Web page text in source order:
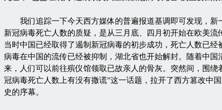
我们追踪一下今天西方媒体的普遍报道基调即可发现，新
新冠病毒死亡人数的质疑，是从三月底、四月初开始在欧美流
当时中国已经取得了遏制新冠病毒的初步成功，死亡人数已经
病毒在中国的流传已经被抑制，湖北省也开始解封。随着中国
来，人们可以前往殡仪馆领取已故亲人的骨灰。突然间，围绕
冠病毒死亡人数上有没有撒谎”这一话题，拉开了西方篡改中
史的序幕。